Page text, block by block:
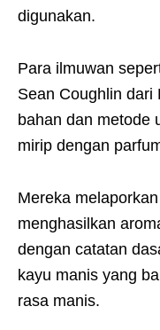
digunakan.
Para ilmuwan
Sean Coughlin dari
bahan dan metode
mirip dengan
Mereka
menghasilkan
dengan catatan
kayu manis yang
rasa manis.